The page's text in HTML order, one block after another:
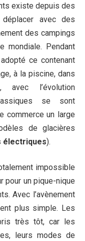
existe depuis des
avec des
des campings
mondiale. Pendant
ce contenant
à la piscine, dans
avec l’évolution
se sont
commerce un large
de glacières
électriques).
impossible
pour un pique-nique
Avec l’avènement
plus simple. Les
très tôt, car les
leurs modes de